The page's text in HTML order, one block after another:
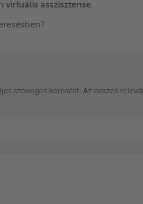
virtuális asszisztense.
szöveges keresést. Az összes